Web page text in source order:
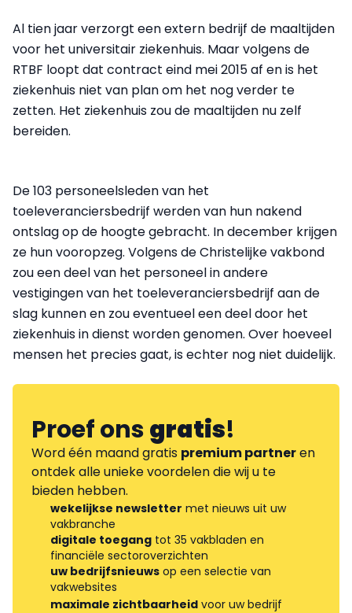
Al tien jaar verzorgt een extern bedrijf de maaltijden
voor het universitair ziekenhuis. Maar volgens de
RTBF loopt dat contract eind mei 2015 af en is het
ziekenhuis niet van plan om het nog verder te
zetten. Het ziekenhuis zou de maaltijden nu zelf
bereiden.
De 103 personeelsleden van het
toeleveranciersbedrijf werden van hun nakend
ontslag op de hoogte gebracht. In december krijgen
ze hun vooropzeg. Volgens de Christelijke vakbond
zou een deel van het personeel in andere
vestigingen van het toeleveranciersbedrijf aan de
slag kunnen en zou eventueel een deel door het
ziekenhuis in dienst worden genomen. Over hoeveel
mensen het precies gaat, is echter nog niet duidelijk.
Proef onsgratis!
Word één maand gratis premium partneren
ontdek alle unieke voordelen die wij u te
bieden hebben.
wekelijkse newsletter met nieuws uit uw
vakbranche
digitale toegang tot 35 vakbladen en
financiële sectoroverzichten
uw bedrijfsnieuws op een selectie van
vakwebsites
maximale zichtbaarheid voor uw bedrijf